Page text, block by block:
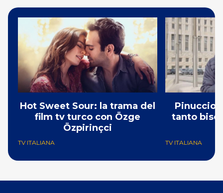
Hot Sweet Sour: la trama del
film tv turco con Özge
Özpirinçci
TV ITALIANA
Pinuccio:
tanto
TV ITALIANA